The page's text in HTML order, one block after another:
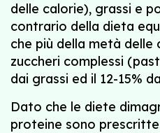
delle calorie), grassi e
contrario della dieta
che più della metà
zuccheri complessi
dai grassi ed il 12-15%
Dato che le diete
proteine sono